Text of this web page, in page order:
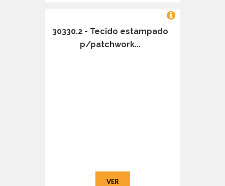
30330.2 - Tecido estampado
p/patchwork...
VER